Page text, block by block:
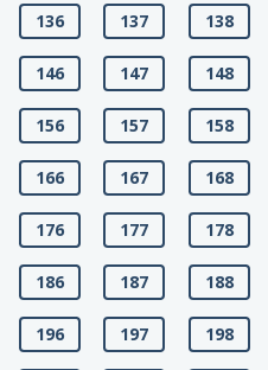
136 137 138
146 147 148
156 157 158
166 167 168
176 177 178
186 187 188
196 197 198